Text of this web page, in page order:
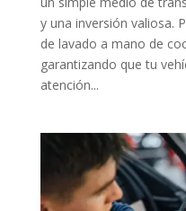
y una inversión valiosa.
de lavado a mano de
garantizando que tu
atención...